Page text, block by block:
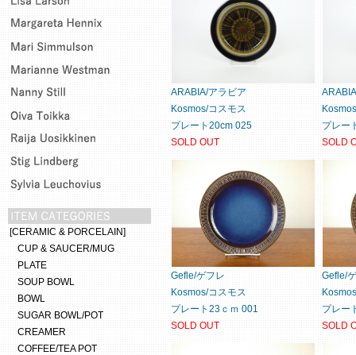
ARABIA/アラビア
Kosmos/コスモス
プレート20cm 025
SOLD OUT
プレー
SOLD
Gefle/ゲフレ
Kosmos/コスモス
プレート23ｃｍ 001
SOLD OUT
Gefle/
プレー
SOLD
[CERAMIC & PORCELAIN]
CUP & SAUCER/MUG
PLATE
SOUP BOWL
BOWL
SUGAR BOWL/POT
CREAMER
COFFEE/TEA POT